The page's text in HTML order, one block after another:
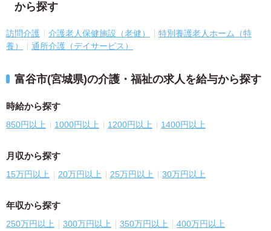
から探す
訪問介護 介護老人保健施設（老健）
特別養護老人ホーム（特
養）
通所介護（デイサービス）
富谷市(宮城県)の介護・福祉の求人を給与から探す
時給から探す
850円以上 1000円以上 1200円以上 1400円以上
月収から探す
15万円以上 20万円以上 25万円以上 30万円以上
年収から探す
250万円以上 300万円以上 350万円以上 400万円以上